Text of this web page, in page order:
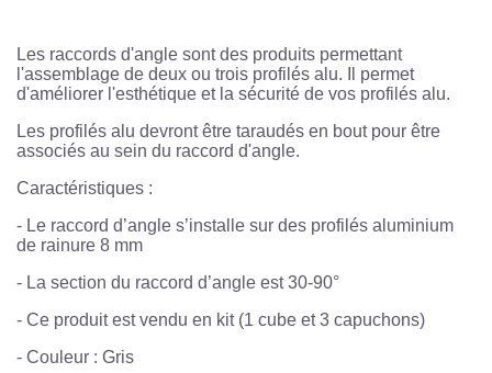
Les raccords d'angle sont des produits permettant
l'assemblage de deux ou trois profilés alu. Il permet
d'améliorer l'esthétique et la sécurité de vos profilés alu.
Les profilés alu devront être taraudés en bout pour être
associés au sein du raccord d'angle.
Caractéristiques :
- Le raccord d’angle s’installe sur des profilés aluminium
de rainure 8 mm
- La section du raccord d’angle est 30-90°
- Ce produit est vendu en kit (1 cube et 3 capuchons)
- Couleur : Gris